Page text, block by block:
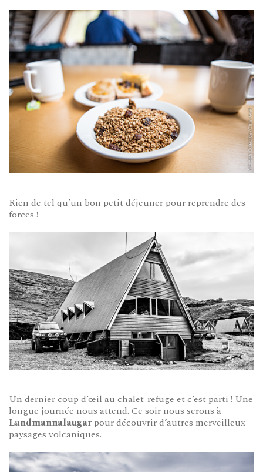
Rien de tel qu’un bon petit déjeuner pour reprendre des
forces !
Un dernier coup d’œil au chalet-refuge et c’est parti ! Une
longue journée nous attend. Ce soir nous serons à
Landmannalaugar pour découvrir d’autres merveilleux
paysages volcaniques.